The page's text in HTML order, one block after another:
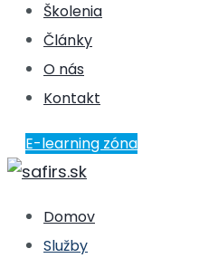
Školenia
Články
O nás
Kontakt
E-learning zóna
Domov
Služby